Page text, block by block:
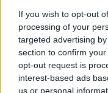
If you wish to opt-out
processing of your
targeted advertising
section to confirm
opt-out request is
interest-based ads
us or personal
έπειτα στο
Display
λέγεται "Night